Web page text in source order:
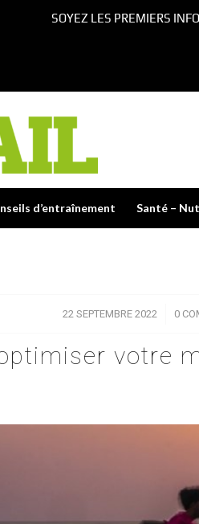
d’entraînement Santé –
22 SEPTEMBRE 2022
/ 0
votre
SOYEZ LES PREMIERS